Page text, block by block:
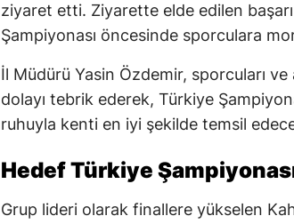
ziyaret etti. Ziyarette elde edilen
Şampiyonası öncesinde sporculara
İl Müdürü Yasin Özdemir, sporcuları
dolayı tebrik ederek, Türkiye
ruhuyla kenti en iyi şekilde temsil
Hedef Türkiye
Grup lideri olarak finallere yükselen